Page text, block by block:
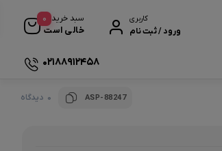
کاربری
ورود / ثبت نام
سبد خرید
خالی است
0
02188912458
ASP-88247 0 دیدگاه